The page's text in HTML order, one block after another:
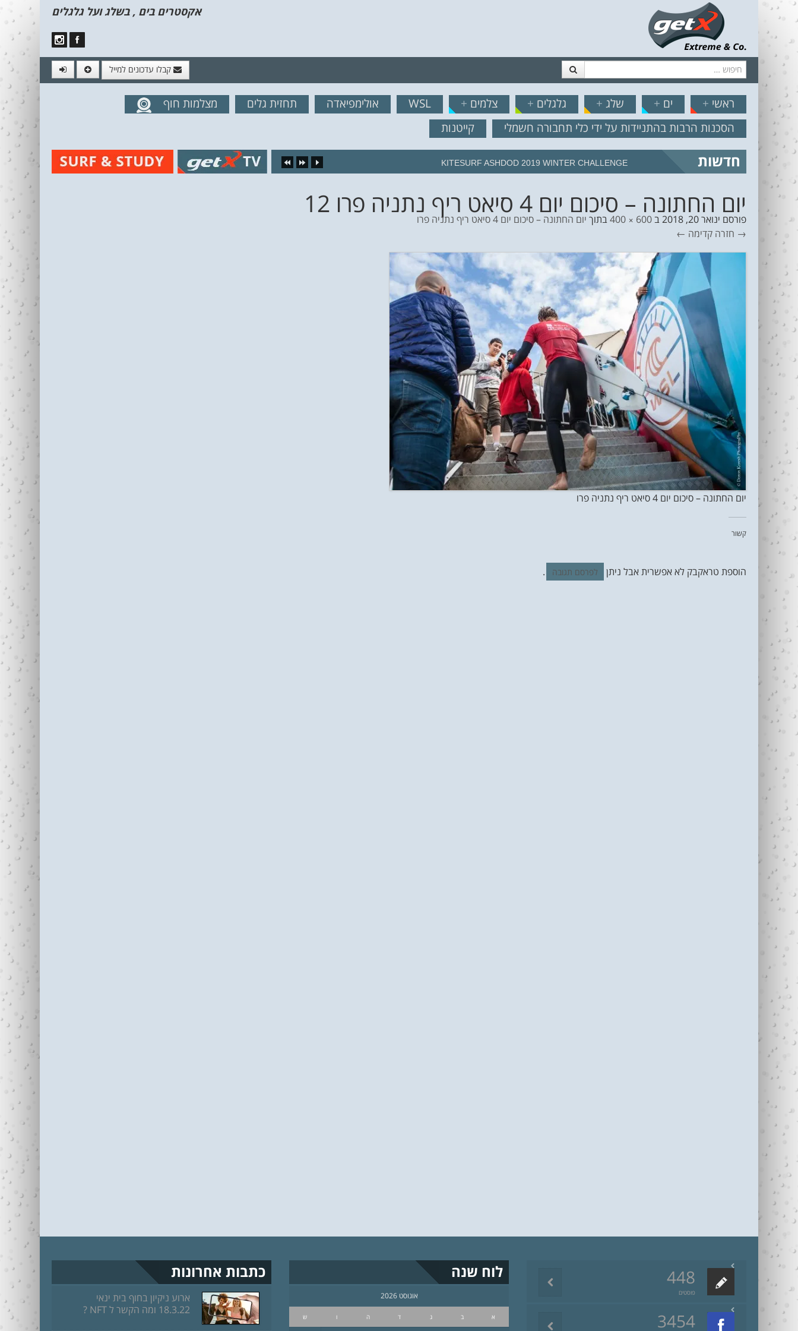
אקסטרים בים , בשלג ועל גלגלים
חיפוש קבלו עדכונים למייל
// הצטרף לרשימת תפוצה!נשמח לשלוח לך עדכונים חמים מהאתר תפריט
דלג לתוכן
ראשי + ים + שלג + גלגלים + צלמים +
WSL אולימפיאדה תחזית גלים
מצלמות חוף
הסכנות הרבות בהתניידות על ידי כלי תחבורה חשמלי
קייטנות
חדשות מצב הים והרוח – תחזית גלים 16.2.18
יום החתונה – סיכום יום 4 סיאט ריף נתניה פרו 12
פורסם ינואר 20, 2018 ב600 × 400 בתוך יום החתונה – סיכום יום 4 סיאט ריף נתניה פרו
→ חזרה קדימה ←
יום החתונה – סיכום יום 4 סיאט ריף נתניה פרו
קשור
הוספת טראקבק לא אפשרית אבל ניתן לפרסם תגובה .
448
פוסטים
3454
לוח שנה
אוגוסט 2026
א ב ג ד ה ו ש
כתבות אחרונות
ארוע ניקיון בחוף בית ינאי
18.3.22 ומה הקשר ל NFT ?